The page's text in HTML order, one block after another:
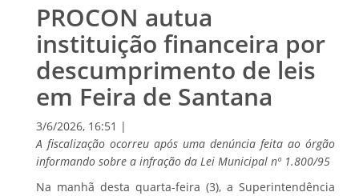
PROCON autua
instituição financeira por
descumprimento de leis
em Feira de Santana
3/6/2026, 16:51 |
A fiscalização ocorreu após uma denúncia feita ao órgão
informando sobre a infração da Lei Municipal nº 1.800/95
​Na manhã desta quarta-feira (3), a Superintendência